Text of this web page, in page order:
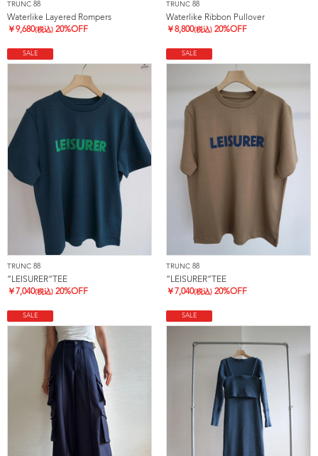
TRUNC 88
Waterlike Layered Rompers
￥9,680(税込) 20%OFF
TRUNC 88
Waterlike Ribbon Pullover
￥8,800(税込) 20%OFF
SALE
TRUNC 88
”LEISURER”TEE
￥ 7,040(税込) 20%OFF
SALE
TRUNC 88
”LEISURER”TEE
￥ 7,040(税込) 20%OFF
SALE SALE